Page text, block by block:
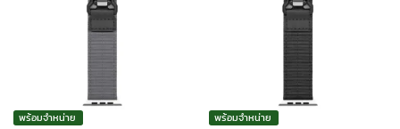
พร้อมจำหน่าย พร้อมจำหน่าย